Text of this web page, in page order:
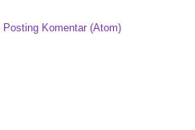
Posting Komentar (Atom)